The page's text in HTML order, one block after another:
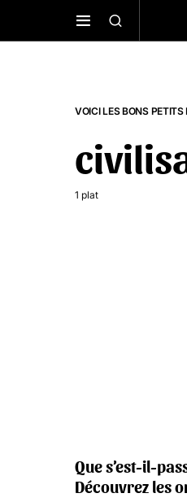
VOICI LES BONS
1 plat
Que s’est-il-
Découvrez les